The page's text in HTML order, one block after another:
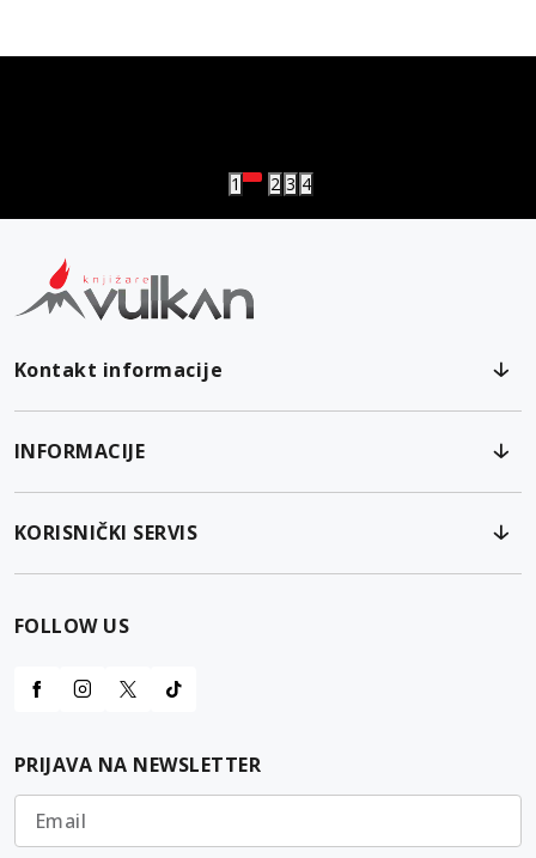
1 2 3 4
Kontakt informacije
INFORMACIJE
KORISNIČKI SERVIS
FOLLOW US
PRIJAVA NA NEWSLETTER
Email